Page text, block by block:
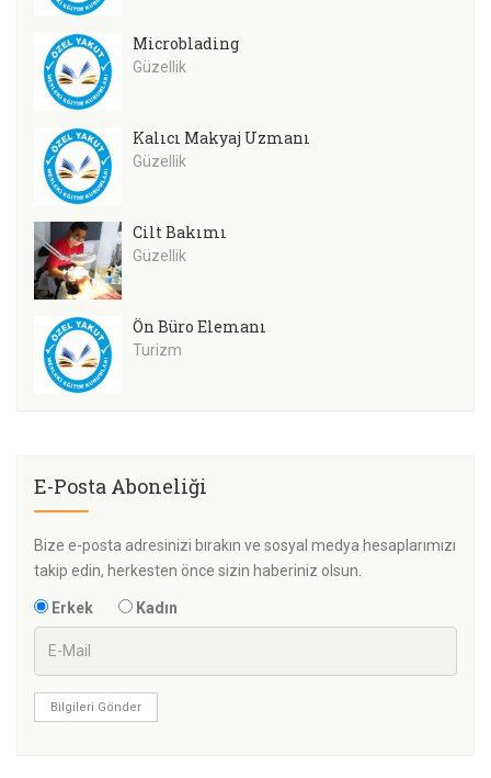
Microblading
Güzellik
Kalıcı Makyaj Uzmanı
Güzellik
Cilt Bakımı
Güzellik
Ön Büro Elemanı
Turizm
E-Posta Aboneliği
Bize e-posta adresinizi bırakın ve sosyal medya hesaplarımızı
takip edin, herkesten önce sizin haberiniz olsun.
Erkek Kadın
Bilgileri Gönder